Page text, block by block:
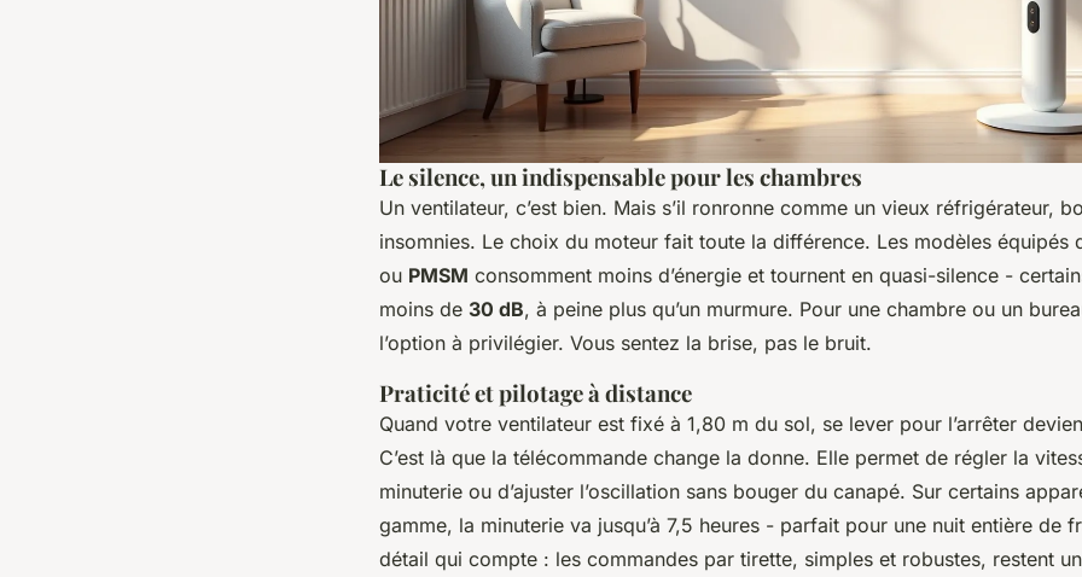
Le silence, un indispensable pour les chambres
Un ventilateur, c’est bien. Mais s’il ronronne comme un vieux réfrigérateur,
insomnies. Le choix du moteur fait toute la différence. Les modèles équipés
ou PMSM consomment moins d’énergie et tournent en quasi-silence -
moins de 30 dB, à peine plus qu’un murmure. Pour une chambre ou un
l’option à privilégier. Vous sentez la brise, pas le bruit.
Praticité et pilotage à distance
Quand votre ventilateur est fixé à 1,80 m du sol, se lever pour l’arrêter
C’est là que la télécommande change la donne. Elle permet de régler la
minuterie ou d’ajuster l’oscillation sans bouger du canapé. Sur certains
gamme, la minuterie va jusqu’à 7,5 heures - parfait pour une nuit entière de
détail qui compte : les commandes par tirette, simples et robustes, restent